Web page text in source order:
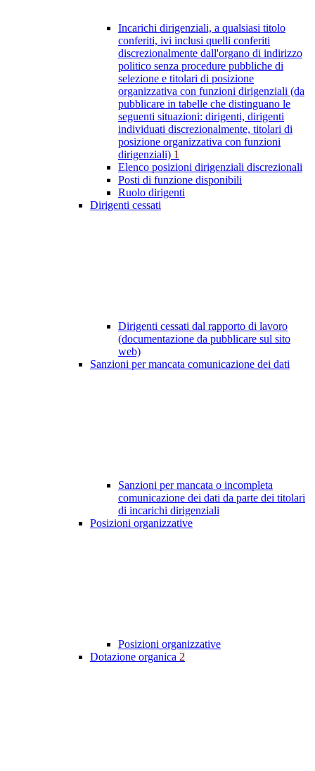
Incarichi dirigenziali, a qualsiasi titolo
conferiti, ivi inclusi quelli conferiti
discrezionalmente dall'organo di indirizzo
politico senza procedure pubbliche di
selezione e titolari di posizione
organizzativa con funzioni dirigenziali (da
pubblicare in tabelle che distinguano le
seguenti situazioni: dirigenti, dirigenti
individuati discrezionalmente, titolari di
posizione organizzativa con funzioni
dirigenziali) 1
Elenco posizioni dirigenziali discrezionali
Posti di funzione disponibili
Ruolo dirigenti
Dirigenti cessati
Dirigenti cessati dal rapporto di lavoro
(documentazione da pubblicare sul sito
web)
Sanzioni per mancata comunicazione dei dati
Sanzioni per mancata o incompleta
comunicazione dei dati da parte dei titolari
di incarichi dirigenziali
Posizioni organizzative
Posizioni organizzative
Dotazione organica 2